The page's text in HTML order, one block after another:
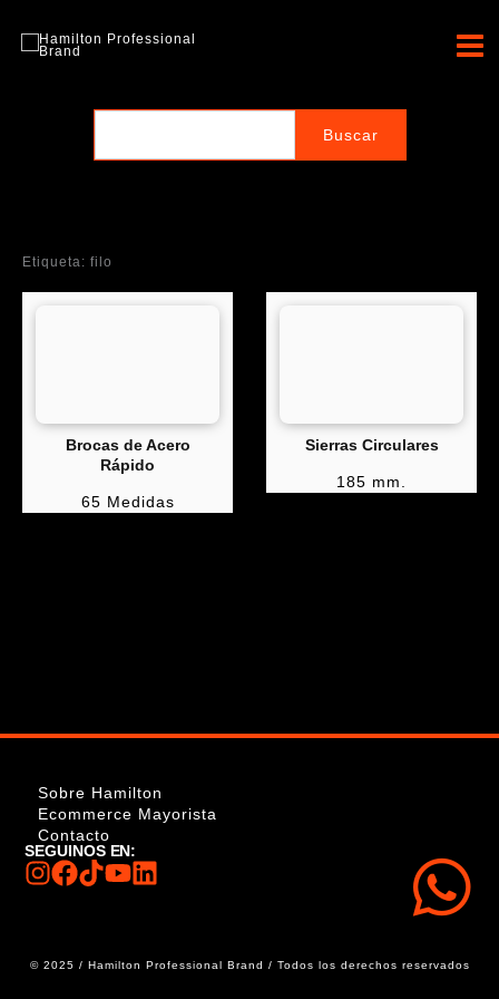
contenido
Etiqueta: filo
Brocas de Acero
Rápido
65 Medidas
Sierras Circulares
185 mm.
Sobre Hamilton
Ecommerce Mayorista
Contacto
SEGUINOS EN:
© 2025 / Hamilton Professional Brand / Todos los derechos reservados